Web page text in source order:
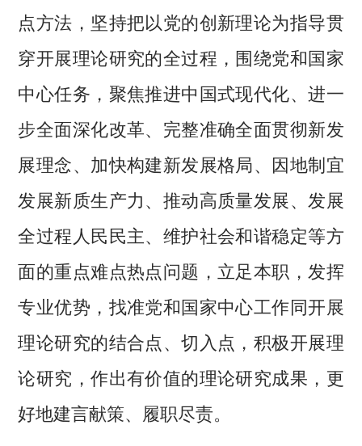
点方法，坚持把以党的创新理论为指导贯
穿开展理论研究的全过程，围绕党和国家
中心任务，聚焦推进中国式现代化、进一
步全面深化改革、完整准确全面贯彻新发
展理念、加快构建新发展格局、因地制宜
发展新质生产力、推动高质量发展、发展
全过程人民民主、维护社会和谐稳定等方
面的重点难点热点问题，立足本职，发挥
专业优势，找准党和国家中心工作同开展
理论研究的结合点、切入点，积极开展理
论研究，作出有价值的理论研究成果，更
好地建言献策、履职尽责。